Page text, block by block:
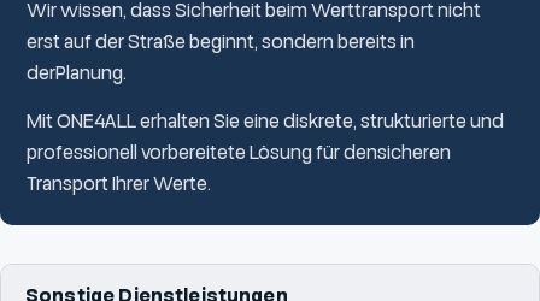
Wir wissen, dass Sicherheit beim Werttransport nicht
erst auf der Straße beginnt, sondern bereits in
derPlanung.
Mit ONE4ALL erhalten Sie eine diskrete, strukturierte und
professionell vorbereitete Lösung für densicheren
Transport Ihrer Werte.
Sonstige Dienstleistungen